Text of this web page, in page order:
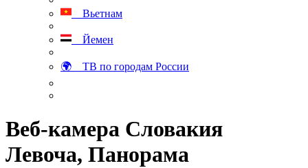
Вьетнам
Йемен
🌍 ТВ по городам России
Веб-камера Словакия
Левоча, Панорама